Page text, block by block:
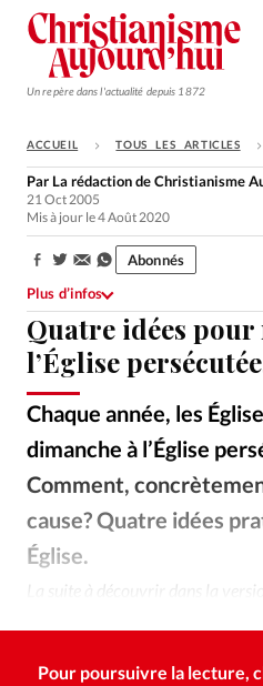
Un repère dans l'actualité depuis 1872
Monde
Opinions
Tous les articles
Faire un don
Emploi
Se connecter
Édition: Internationale
RUBRIQUES
Dossier
Eglises Foi
ACCUEIL TOUS LES ARTICLES
Quatre idées
l’Église
Chaque année, les
dimanche à l’Église
Comment,
cause? Quatre idées
Église.
Par La rédaction de Christianisme
21 Oct 2005
Mis à jour le 4 Août 2020
Partager:
Abonnés
Plus d’infos
La suite à découvrir dans la
Pour poursuivre la lecture,